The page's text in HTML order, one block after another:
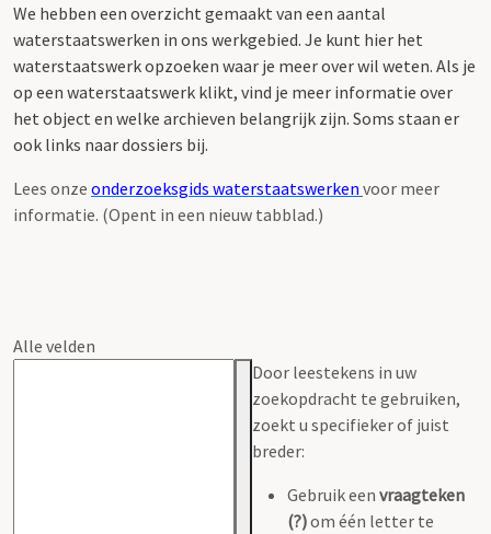
We hebben een overzicht gemaakt van een aantal
waterstaatswerken in ons werkgebied. Je kunt hier het
waterstaatswerk opzoeken waar je meer over wil weten. Als je
op een waterstaatswerk klikt, vind je meer informatie over
het object en welke archieven belangrijk zijn. Soms staan er
ook links naar dossiers bij.
Lees onze onderzoeksgids waterstaatswerken voor meer
informatie. (Opent in een nieuw tabblad.)
Alle velden
Door leestekens in uw
zoekopdracht te gebruiken,
zoekt u specifieker of juist
breder:
Gebruik een vraagteken
(?)om één letter te